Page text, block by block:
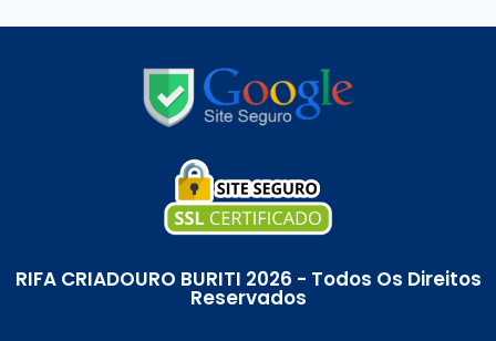
RIFA CRIADOURO BURITI 2026 - Todos Os Direitos
Reservados